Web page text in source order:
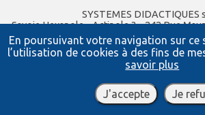
En poursuivant votre navigation sur ce
l’utilisation de cookies à des fins de
savoir plus
J'accepte Je
SYSTEMES DIDACTIQUES
Savoie Hexapole - Actipole 3 - 242 Rue
VIVIERS DU LAC
Tel : 04 56 42 80 70| Fax :04 56
xavier.granjon@systemes-
systemes-didactiques.fr